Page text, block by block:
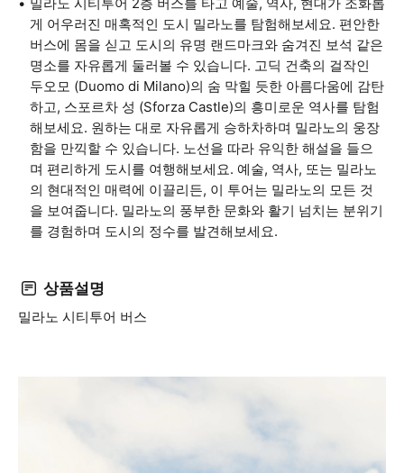
게 어우러진 매혹적인 도시 밀라노를 탐험해보세요. 편안한
버스에 몸을 싣고 도시의 유명 랜드마크와 숨겨진 보석 같은
명소를 자유롭게 둘러볼 수 있습니다. 고딕 건축의 걸작인
두오모 (Duomo di Milano)의 숨 막힐 듯한 아름다움에 감탄
하고, 스포르차 성 (Sforza Castle)의 흥미로운 역사를 탐험
해보세요. 원하는 대로 자유롭게 승하차하며 밀라노의 웅장
함을 만끽할 수 있습니다. 노선을 따라 유익한 해설을 들으
며 편리하게 도시를 여행해보세요. 예술, 역사, 또는 밀라노
의 현대적인 매력에 이끌리든, 이 투어는 밀라노의 모든 것
을 보여줍니다. 밀라노의 풍부한 문화와 활기 넘치는 분위기
를 경험하며 도시의 정수를 발견해보세요.
상품설명
밀라노 시티투어 버스